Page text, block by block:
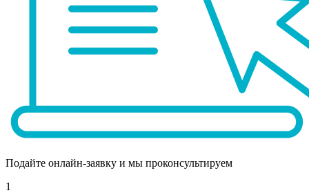
Подайте онлайн-заявку и мы проконсультируем
1